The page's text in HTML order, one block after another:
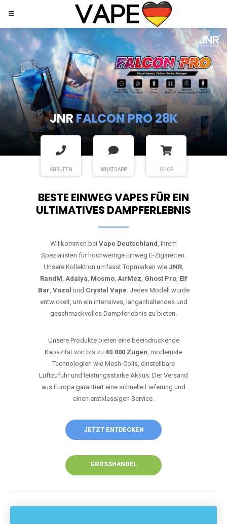
JNRSHISHA HOOKAH MAX
ANRUFEN WHATSAPP SHOP
BESTE EINWEG VAPES FÜR EIN
ULTIMATIVES DAMPFERLEBNIS
Willkommen bei Vape Deutschland, Ihrem
Spezialisten für hochwertige Einweg E-Zigaretten.
Unsere Kollektion umfasst Topmarken wie JNR,
RandM, Adalya, Mosmo, AirMez, Ghost Pro, Elf
Bar, Vozol und Crystal Vape. Jedes Modell wurde
entwickelt, um ein intensives, langanhaltendes und
geschmackvolles Dampferlebnis zu bieten.
Unsere Produkte bieten eine beeindruckende
Kapazität von bis zu 40.000 Zügen, modernste
Technologien wie Mesh-Coils, einstellbare
Luftzufuhr und leistungsstarke Akkus. Der Versand
aus Europa garantiert eine schnelle Lieferung und
einen erstklassigen Service.
JETZT ENTDECKEN
GROSSHANDEL